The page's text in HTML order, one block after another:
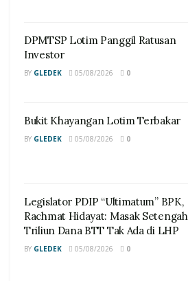
DPMTSP Lotim Panggil Ratusan
Investor
BY GLEDEK 05/08/2026 0
Bukit Khayangan Lotim Terbakar
BY GLEDEK 05/08/2026 0
Legislator PDIP “Ultimatum” BPK,
Rachmat Hidayat: Masak Setengah
Triliun Dana BTT Tak Ada di LHP
BY GLEDEK 05/08/2026 0